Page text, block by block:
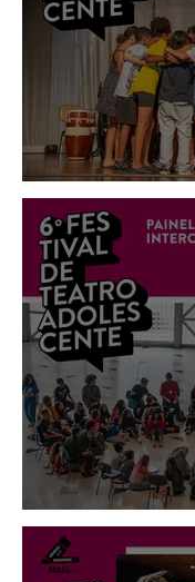
Encontro: Direito
Painel de